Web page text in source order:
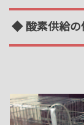
◆ 酸素供給の